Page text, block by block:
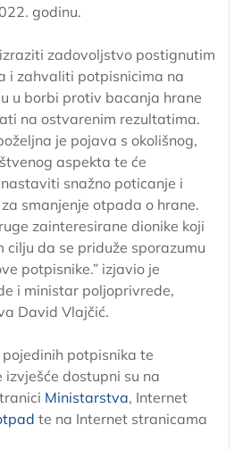
godinu.
zadovoljstvo postignutim
i zahvaliti potpisnicima na
u borbi protiv bacanja hrane
na ostvarenim rezultatima.
je pojava s okolišnog,
aspekta te će
snažno poticanje i
smanjenje otpada o hrane.
zainteresirane dionike koji
cilju da se priduže sporazumu
potpisnike.” izjavio je
i ministar poljoprivrede,
David Vlajčić.
potpisnika te
dostupni su na
Ministarstva, Internet
te na Internet stranicama